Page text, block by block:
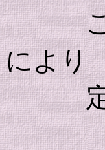
ここ
により
定期
寄